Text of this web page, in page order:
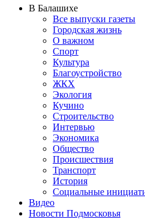
В Балашихе
Все выпуски газеты
Городская жизнь
О важном
Спорт
Культура
Благоустройство
ЖКХ
Экология
Кучино
Строительство
Интервью
Экономика
Общество
Происшествия
Транспорт
История
Социальные
Видео
Новости Подмосковья